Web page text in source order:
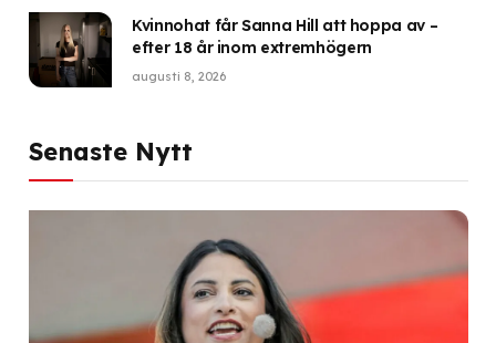
Kvinnohat får Sanna Hill att hoppa av –
efter 18 år inom extremhögern
augusti 8, 2026
Senaste Nytt